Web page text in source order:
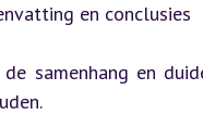
en conclusies
samenhang en